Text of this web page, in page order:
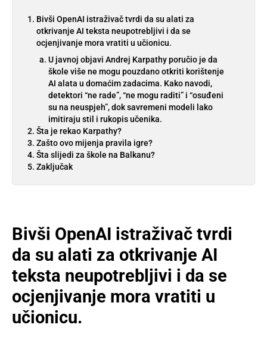
Bivši OpenAI istraživač tvrdi da su alati za
otkrivanje AI teksta neupotrebljivi i da se
ocjenjivanje mora vratiti u učionicu.
U javnoj objavi Andrej Karpathy poručio je da
škole više ne mogu pouzdano otkriti korištenje
AI alata u domaćim zadacima. Kako navodi,
detektori “ne rade”, “ne mogu raditi” i “osuđeni
su na neuspjeh”, dok savremeni modeli lako
imitiraju stil i rukopis učenika.
Šta je rekao Karpathy?
Zašto ovo mijenja pravila igre?
Šta slijedi za škole na Balkanu?
Zaključak
Bivši OpenAI istraživač tvrdi
da su alati za otkrivanje AI
teksta neupotrebljivi i da se
ocjenjivanje mora vratiti u
učionicu.